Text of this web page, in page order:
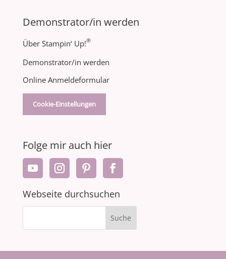
Demonstrator/in werden
Über Stampin‘ Up!®
Demonstrator/in werden
Online Anmeldeformular
Cookie-Einstellungen
Folge mir auch hier
Webseite durchsuchen